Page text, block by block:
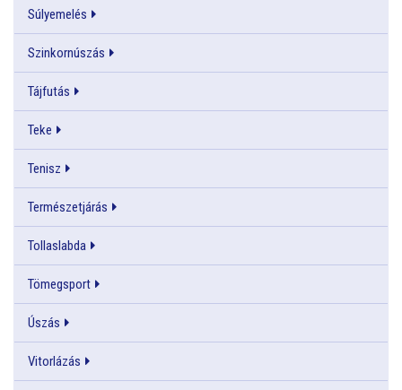
Súlyemelés
Szinkornúszás
Tájfutás
Teke
Tenisz
Természetjárás
Tollaslabda
Tömegsport
Úszás
Vitorlázás